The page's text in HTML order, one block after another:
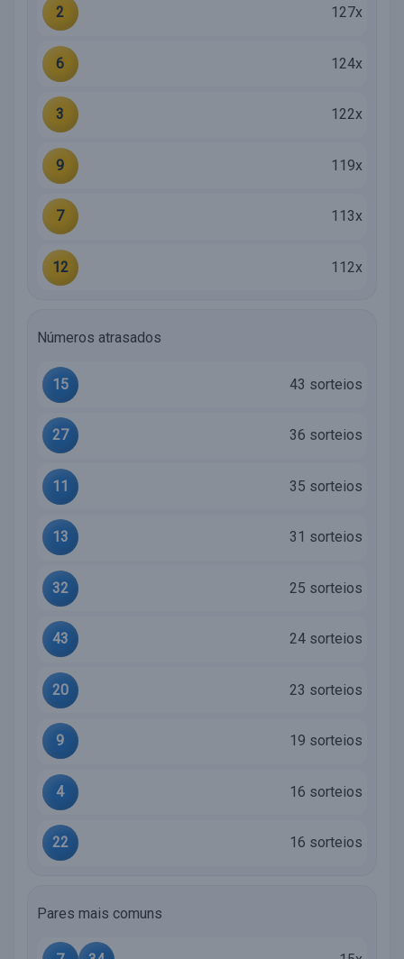
2 127x
6 124x
3 122x
9 119x
7 113x
12 112x
Números atrasados
15 43 sorteios
27 36 sorteios
11 35 sorteios
13 31 sorteios
32 25 sorteios
43 24 sorteios
20 23 sorteios
9 19 sorteios
4 16 sorteios
22 16 sorteios
Pares mais comuns